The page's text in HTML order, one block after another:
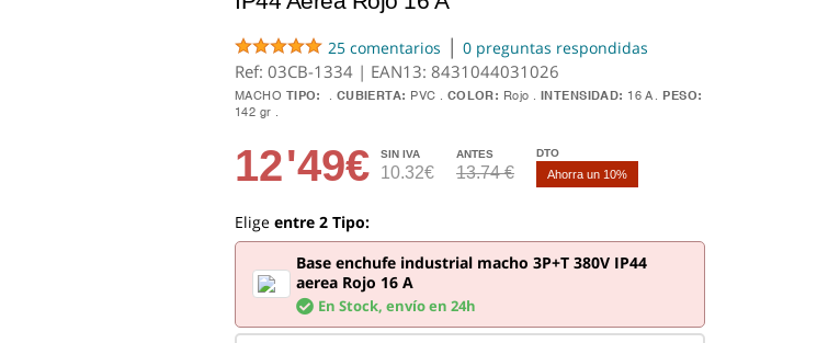
25 comentarios | 0 preguntas respondidas
Ref: 03CB-1334 | EAN13: 8431044031026
MACHO TIPO: CUBIERTA: PVC COLOR: Rojo INTENSIDAD: 16 A
PESO:
142 gr
12'49€ SIN IVA
10.32€
ANTES
13.74 €
DTO
Ahorra un 10%
Elige entre 2 Tipo:
Base enchufe industrial macho 3P+T 380V IP44
aerea Rojo 16 A
En Stock,envío en 24h